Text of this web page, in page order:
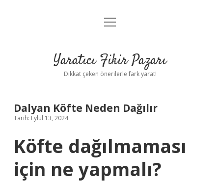
Anasayfa
Yasal Uyarı
menüyü
Yaratıcı Fikir Pazarı
Dikkat çeken önerilerle fark yarat!
Dalyan Köfte Neden Dağılır
Tarih: Eylül 13, 2024
Köfte dağılmaması
için ne yapmalı?